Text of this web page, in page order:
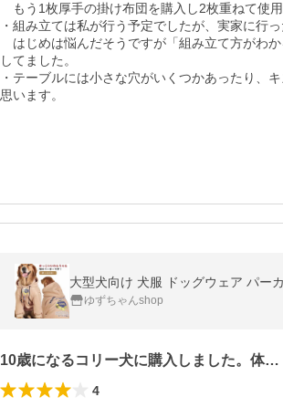
もう1枚厚手の掛け布団を購入し2枚重ねて使
・組み立ては私が行う予定でしたが、実家に行
はじめは悩んだそうですが「組み立て方がわ
してました。
・テーブルには小さな穴がいくつかあったり、
思います。
大型犬向け 犬服 ドッグウェア パー
ゆずちゃんshop
10歳になるコリー犬に購入しました。体…
4